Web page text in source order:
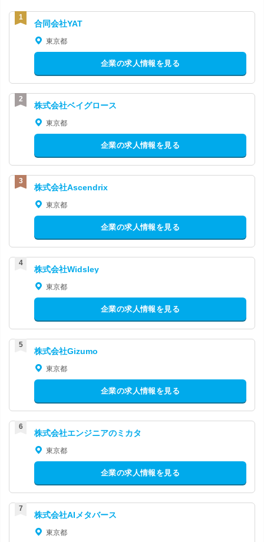
合同会社YAT
東京都
企業の求人情報を見る
株式会社ベイグロース
東京都
企業の求人情報を見る
株式会社Ascendrix
東京都
企業の求人情報を見る
株式会社Widsley
東京都
企業の求人情報を見る
株式会社Gizumo
東京都
企業の求人情報を見る
株式会社エンジニアのミカタ
東京都
企業の求人情報を見る
株式会社AIメタバース
東京都